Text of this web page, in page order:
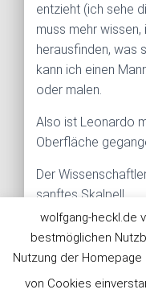
entzieht (ich sehe
muss mehr
herausfinden, was
kann ich einen
oder malen.
Also ist Leonardo
Oberfläche
Der
sanftes Skalpell.
Heckl nimmt
Haut nicht
Sie haben ja hier in
einen Künstler, der
wolfgang-heckl.de
bestmöglichen
Nutzung der
von Cookies